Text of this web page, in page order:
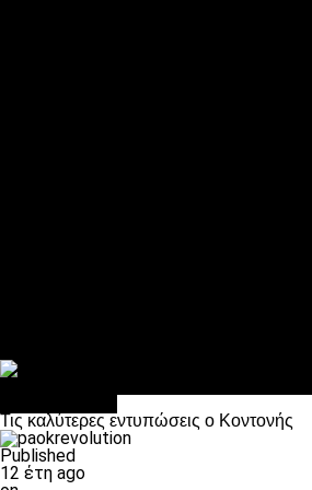
Τις καλύτερες εντυπώσεις ο Κοντονής
Published
12 έτη ago